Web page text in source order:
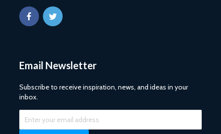
Email Newsletter
Subscribe to receive inspiration, news, and ideas in your
inbox.